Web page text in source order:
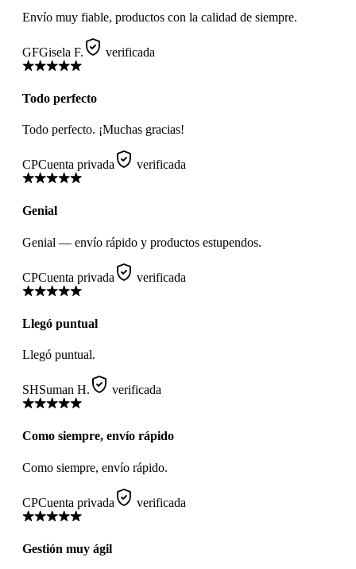
Envío muy fiable, productos con la calidad de siempre.
GFGisela F. verificada
Todo perfecto
Todo perfecto. ¡Muchas gracias!
CPCuenta privada verificada
Genial
Genial — envío rápido y productos estupendos.
CPCuenta privada verificada
Llegó puntual
Llegó puntual.
SHSuman H. verificada
Como siempre, envío rápido
Como siempre, envío rápido.
CPCuenta privada verificada
Gestión muy ágil